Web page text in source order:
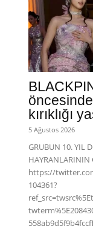
kırıklığı
5 Ağustos 2026
GRUBUN 10. YIL
HAYRANLARININ
https://
104361?